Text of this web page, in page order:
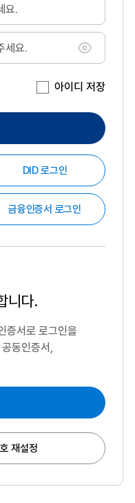
비밀번호
아이디 저장
DID 로그인
금융인증서 로그인
니다.
증서로 로그인을
동인증서,
재설정